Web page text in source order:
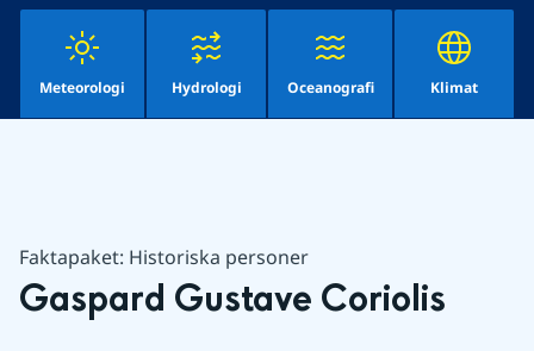
Meteorologi Hydrologi Oceanografi Klimat
Faktapaket: Historiska personer
Gaspard Gustave Coriolis